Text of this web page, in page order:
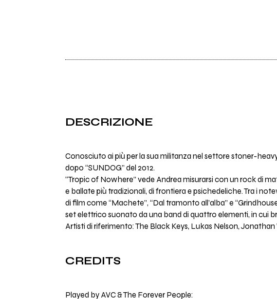
DESCRIZIONE
Conosciuto ai più per la sua militanza nel settore stoner-
dopo “SUNDOG” del 2012.
“Tropic of Nowhere” vede Andrea misurarsi con un rock di
e ballate più tradizionali, di frontiera e psichedeliche. Tra i
di film come “Machete”, “Dal tramonto all’alba” e
set elettrico suonato da una band di quattro elementi, in cui
Artisti di riferimento: The Black Keys, Lukas Nelson, Jonathan
CREDITS
Played by AVC & The Forever People: